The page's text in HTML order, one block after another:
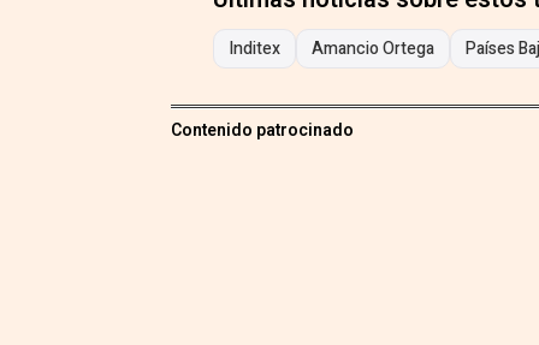
Inditex Amancio Ortega Países
Contenido patrocinado